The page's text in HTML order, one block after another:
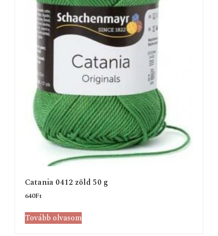
Catania 0412 zöld 50 g
640Ft
Tovább olvasom